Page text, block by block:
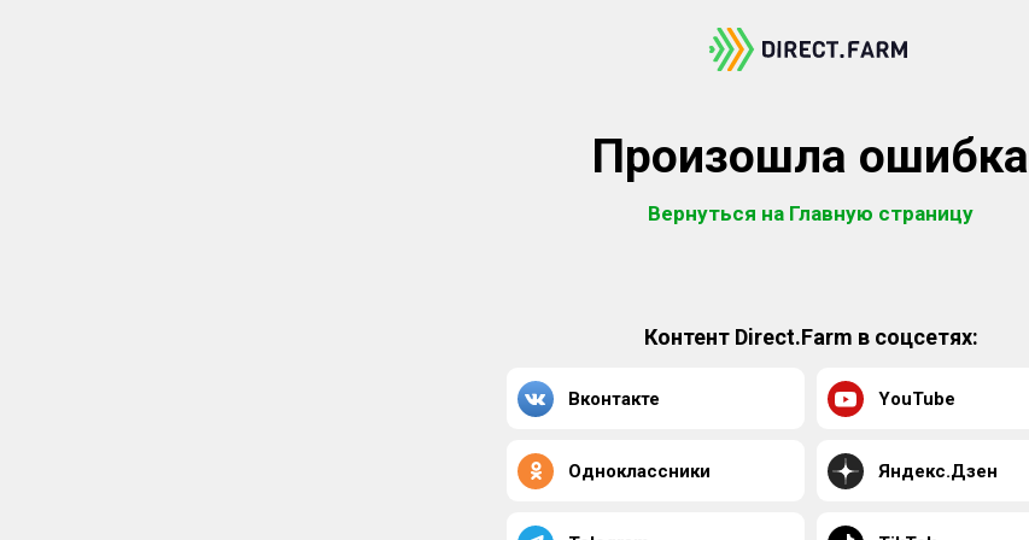
Произошла ошибка
Вернуться на Главную страницу
Контент Direct.Farm в соцсетях:
Вконтакте YouTube
Одноклассники Яндекс.Дзен